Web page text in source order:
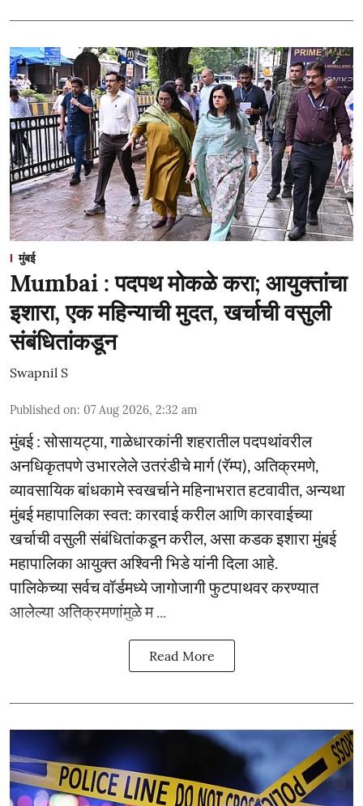
मुंबई
Mumbai : पदपथ मोकळे करा; आयुक्तांचा
इशारा, एक महिन्याची मुदत, खर्चाची वसुली
संबंधितांकडून
Swapnil S
Published on: 07 Aug 2026, 2:32 am
मुंबई : सोसायट्या, गाळेधारकांनी शहरातील पदपथांवरील
अनधिकृतपणे उभारलेले उतरंडीचे मार्ग (रॅम्प), अतिक्रमणे,
व्यावसायिक बांधकामे स्वखर्चाने महिनाभरात हटवावीत, अन्यथा
मुंबई महापालिका स्वत: कारवाई करील आणि कारवाईच्या
खर्चाची वसुली संबंधितांकडून करील, असा कडक इशारा मुंबई
महापालिका आयुक्त अश्विनी भिडे यांनी दिला आहे.
पालिकेच्या सर्वच वॉर्डमध्ये जागोजागी फुटपाथवर करण्यात
आलेल्या अतिक्रमणांमुळे म ...
Read More